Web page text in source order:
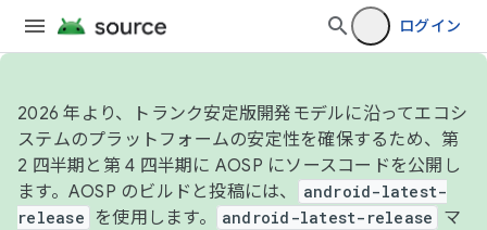
ログイン
2026 年より、トランク安定版開発モデルに沿ってエコシ
ステムのプラットフォームの安定性を確保するため、第
2 四半期と第 4 四半期に AOSP にソースコードを公開し
ます。AOSP のビルドと投稿には、
android-latest-
release
を使用します。 android-latest-release
マ